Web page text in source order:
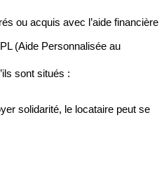
ou acquis avec l’aide financière
(Aide Personnalisée au
sont situés :
solidarité, le locataire peut se